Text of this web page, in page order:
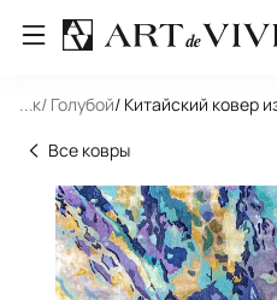
... / Голубой/ Китайский ковер
Все ковры